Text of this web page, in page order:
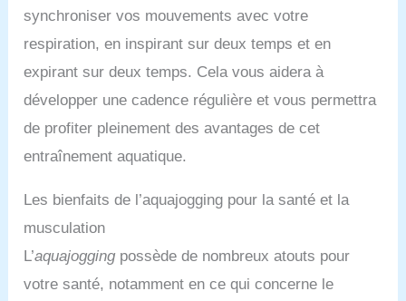
synchroniser vos mouvements avec votre
respiration, en inspirant sur deux temps et en
expirant sur deux temps. Cela vous aidera à
développer une cadence régulière et vous permettra
de profiter pleinement des avantages de cet
entraînement aquatique.
Les bienfaits de l’aquajogging pour la santé et la
musculation
L’aquajoggingpossède de nombreux atouts pour
votre santé, notamment en ce qui concerne le